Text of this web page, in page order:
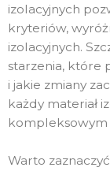
izolacyjnych
kryteriów,
izolacyjnych.
starzenia, które
i jakie zmiany
każdy materiał
kompleksowym
Warto